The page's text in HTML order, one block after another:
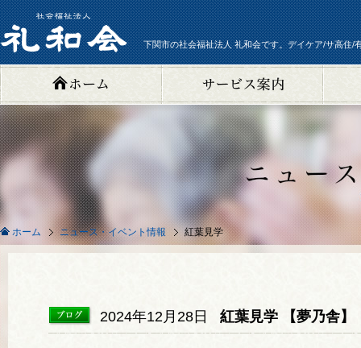
下関市の社会福祉法人 礼和会です。デイケア/サ高住/
ホーム ニュース・イベント情報 紅葉見学
2024年12月28日 紅葉見学 【夢乃舎】